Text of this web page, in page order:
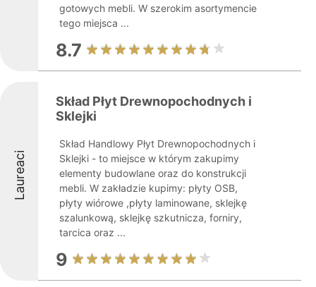
gotowych mebli. W szerokim asortymencie
tego miejsca ...
8.7
Laureaci
Skład Płyt Drewnopochodnych i
Sklejki
Skład Handlowy Płyt Drewnopochodnych i
Sklejki - to miejsce w którym zakupimy
elementy budowlane oraz do konstrukcji
mebli. W zakładzie kupimy: płyty OSB,
płyty wiórowe ,płyty laminowane, sklejkę
szalunkową, sklejkę szkutnicza, forniry,
tarcica oraz ...
9